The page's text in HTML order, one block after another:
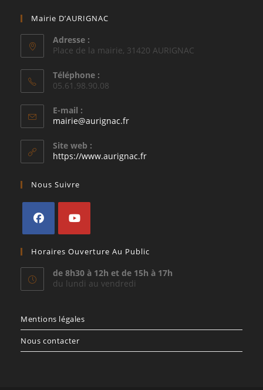
Mairie D’AURIGNAC
Adresse :
Place de la mairie, 31420 AURIGNAC
Téléphone :
05.61.98.90.08
E-mail :
mairie@aurignac.frS’ouvre
application
Site web :
https://www.aurignac.fr
Nous Suivre
dans
un
nouvel
dans
un
nouvel
Horaires Ouverture Au Public
de 8h30 à 12h et de 15h à 17h
du lundi au vendredi
Mentions légales
Nous contacter